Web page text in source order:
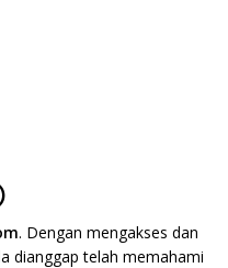
. Dengan mengakses dan
dianggap telah memahami